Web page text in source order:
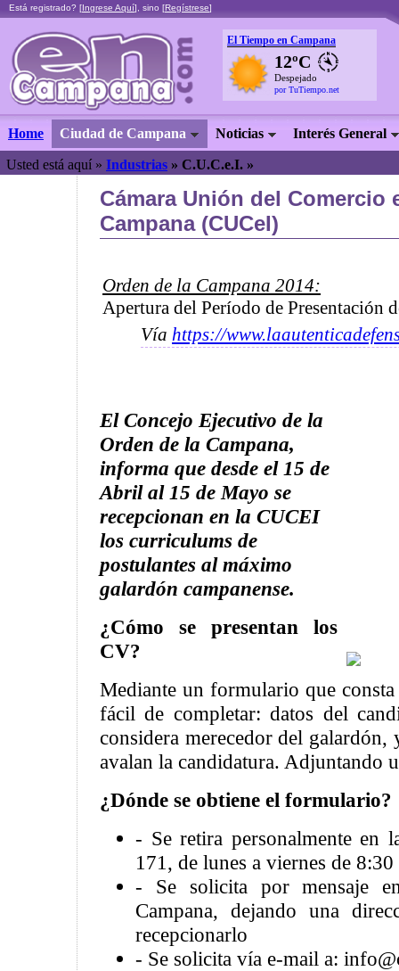
Está registrado? [Ingrese Aquí], sino [Regístrese]
El Tiempo en Campana
12ºC
Despejado
por TuTiempo.net
Home Ciudad de Campana Noticias Interés General
Usted está aquí » Industrias » C.U.C.e.I. »
Cámara Unión del Comercio
Campana (CUCeI)
Orden de la Campana 2014:
Apertura del Período de Presentación
Vía https://
El Concejo Ejecutivo de la
Orden de la Campana,
informa que desde el 15 de
Abril al 15 de Mayo se
recepcionan en la CUCEI
los curriculums de
postulantes al máximo
galardón campanense.
¿Cómo se presentan los
CV?
Mediante un formulario que
fácil de completar: datos del
considera merecedor del galardón,
avalan la candidatura. Adjuntando
¿Dónde se obtiene el formulario?
- Se retira personalmente en
171, de lunes a viernes de
- Se solicita por mensaje
Campana, dejando una
recepcionarlo
- Se solicita vía e-mail a: